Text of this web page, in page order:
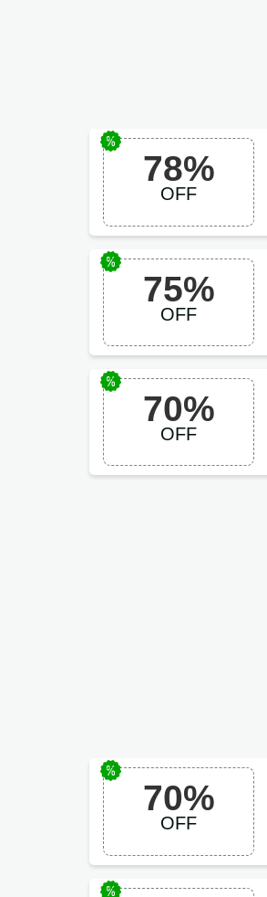
78%
OFF
75%
OFF
70%
OFF
70%
OFF